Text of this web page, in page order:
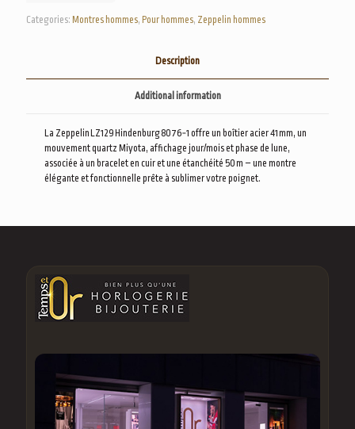
Categories: Montres hommes, Pour hommes, Zeppelin hommes
Description
Additional information
La Zeppelin LZ129 Hindenburg 8076‑1 offre un boîtier acier 41 mm, un
mouvement quartz Miyota, affichage jour/mois et phase de lune,
associée à un bracelet en cuir et une étanchéité 50 m – une montre
élégante et fonctionnelle prête à sublimer votre poignet.